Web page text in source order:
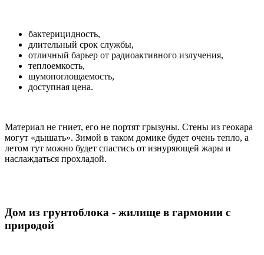
бактерицидность,
длительный срок службы,
отличный барьер от радиоактивного излучения,
теплоемкость,
шумопоглощаемость,
доступная цена.
Материал не гниет, его не портят грызуны. Стены из геокара
могут «дышать». Зимой в таком домике будет очень тепло, а
летом тут можно будет спастись от изнуряющей жары и
наслаждаться прохладой.
Дом из грунтоблока - жилище в гармонии с
природой